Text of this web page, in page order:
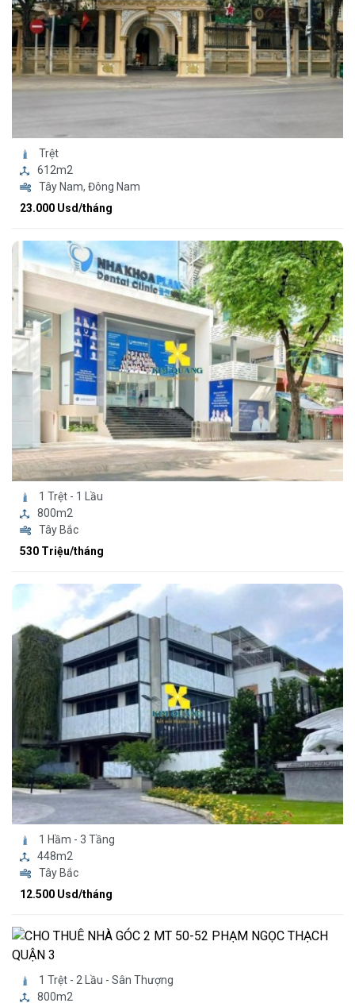
Trệt
612m2
Tây Nam, Đông Nam
23.000 Usd/tháng
1 Trệt - 1 Lầu
800m2
Tây Bắc
530 Triệu/tháng
1 Hầm - 3 Tầng
448m2
Tây Bắc
12.500 Usd/tháng
1 Trệt - 2 Lầu - Sân Thượng
800m2